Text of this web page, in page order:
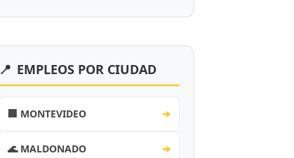
📍 EMPLEOS POR CIUDAD
🏢 MONTEVIDEO ➔
🌊 MALDONADO ➔